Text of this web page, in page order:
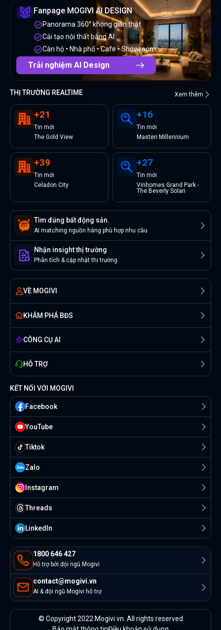
Fanpage MOGIVI AI DESIGN
Panorama 360° không gian thật
Cải tạo nội thất bằng AI
Căn hộ • Nhà phố • Cafe • Showroom
Trải nghiệm AI Design
THỊ TRƯỜNG REALTIME Xem thêm
+21
Tin mới
The Gold View
+16
Tin mới
Masteri Millennium
+39
Tin mới
Celadon City
+27
Tin mới
Vinhomes Grand Park -
The Beverly Solari
Tìm đúng bất động sản.
AI matching nguồn hàng phù hợp nhu cầu
Nhận insight thị trường
Phân tích & cập nhật thị trường
VỀ MOGIVI
KHÁM PHÁ BĐS
CÔNG CỤ AI
HỖ TRỢ
1800 646 427
Hỗ trợ bởi đội ngũ Mogivi
contact@mogivi.vn
AI & đội ngũ Mogivi hỗ trợ
KẾT NỐI VỚI MOGIVI
Facebook
YouTube
Tiktok
Zalo
Instagram
Threads
Linkedln
© Copyright 2022 Mogivi.vn. All rights reserved